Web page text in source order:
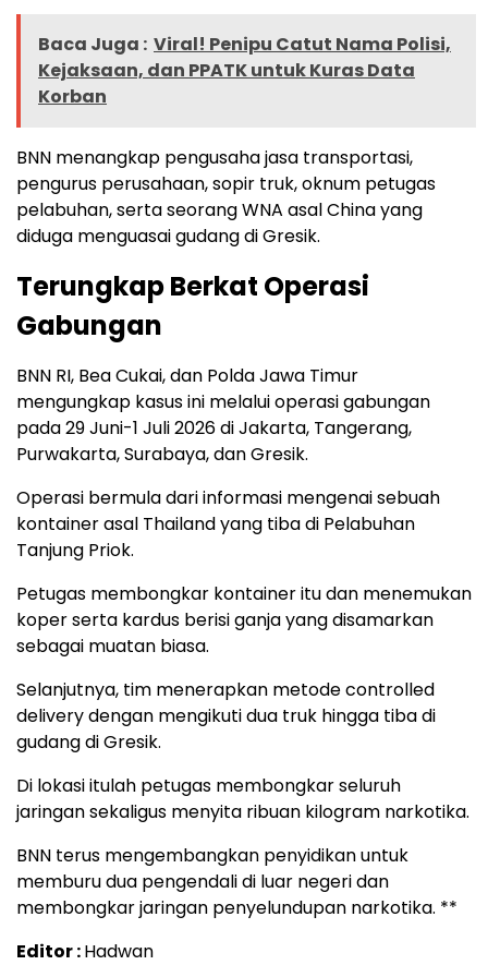
Baca Juga : Viral! Penipu Catut Nama Polisi,
Kejaksaan, dan PPATK untuk Kuras Data
Korban
BNN menangkap pengusaha jasa transportasi,
pengurus perusahaan, sopir truk, oknum petugas
pelabuhan, serta seorang WNA asal China yang
diduga menguasai gudang di Gresik.
Terungkap Berkat Operasi
Gabungan
BNN RI, Bea Cukai, dan Polda Jawa Timur
mengungkap kasus ini melalui operasi gabungan
pada 29 Juni-1 Juli 2026 di Jakarta, Tangerang,
Purwakarta, Surabaya, dan Gresik.
Operasi bermula dari informasi mengenai sebuah
kontainer asal Thailand yang tiba di Pelabuhan
Tanjung Priok.
Petugas membongkar kontainer itu dan menemukan
koper serta kardus berisi ganja yang disamarkan
sebagai muatan biasa.
Selanjutnya, tim menerapkan metode controlled
delivery dengan mengikuti dua truk hingga tiba di
gudang di Gresik.
Di lokasi itulah petugas membongkar seluruh
jaringan sekaligus menyita ribuan kilogram narkotika.
BNN terus mengembangkan penyidikan untuk
memburu dua pengendali di luar negeri dan
membongkar jaringan penyelundupan narkotika. **
Editor :Hadwan